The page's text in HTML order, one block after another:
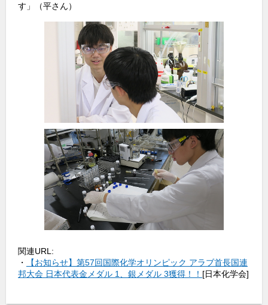
す」（平さん）
関連URL:
・
【お知らせ】第57回国際化学オリンピック アラブ首長国連
邦大会 日本代表金メダル 1、銀メダル 3獲得！！ [日本化学会]